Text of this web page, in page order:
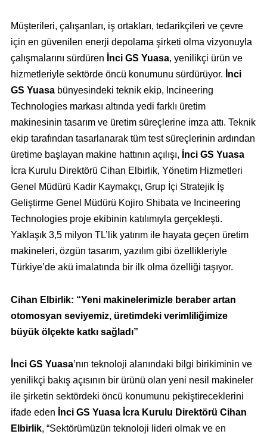
Müşterileri, çalışanları, iş ortakları, tedarikçileri ve çevre
için en güvenilen enerji depolama şirketi olma vizyonuyla
çalışmalarını sürdüren İnci GS Yuasa, yenilikçi ürün ve
hizmetleriyle sektörde öncü konumunu sürdürüyor. İnci
GS Yuasabünyesindeki teknik ekip, Incineering
Technologies markası altında yedi farklı üretim
makinesinin tasarım ve üretim süreçlerine imza attı. Teknik
ekip tarafından tasarlanarak tüm test süreçlerinin ardından
üretime başlayan makine hattının açılışı, İnci GS Yuasa
İcra Kurulu Direktörü Cihan Elbirlik, Yönetim Hizmetleri
Genel Müdürü Kadir Kaymakçı, Grup İçi Stratejik İş
Geliştirme Genel Müdürü Kojiro Shibata ve Incineering
Technologies proje ekibinin katılımıyla gerçekleşti.
Yaklaşık 3,5 milyon TL’lik yatırım ile hayata geçen üretim
makineleri, özgün tasarım, yazılım gibi özellikleriyle
Türkiye’de akü imalatında bir ilk olma özelliği taşıyor.
Cihan Elbirlik: “Yeni makinelerimizle beraber artan
otomosyan seviyemiz, üretimdeki verimliliğimize
büyük ölçekte katkı sağladı”
İnci GS Yuasa’nın teknoloji alanındaki bilgi birikiminin ve
yenilikçi bakış açısının bir ürünü olan yeni nesil makineler
ile şirketin sektördeki öncü konumunu pekiştireceklerini
ifade eden İnci GS Yuasa İcra Kurulu Direktörü Cihan
Elbirlik, “Sektörümüzün teknoloji lideri olmak ve en